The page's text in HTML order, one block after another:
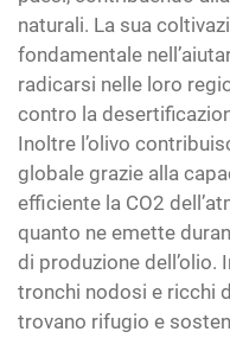
naturali. La sua
fondamentale
radicarsi nelle loro
contro la
Inoltre l’olivo
globale grazie alla
efficiente la CO2
quanto ne emette
di produzione dell’olio.
tronchi nodosi e ricchi
trovano rifugio e